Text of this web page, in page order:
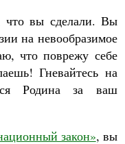
что вы сделали. Вы
на невообразимое
что поврежу себе
Гневайтесь на
Родина за ваш
закон», вы